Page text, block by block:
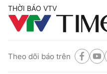
THỜI BÁO VTV
Theo dõi báo trên